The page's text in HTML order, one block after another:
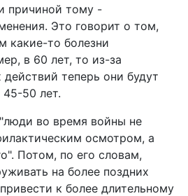
причиной тому -
Это говорит о том,
какие-то болезни
в 60 лет, то из-за
теперь они будут
45-50 лет.
во время войны не
осмотром, а
Потом, по его словам,
на более поздних
к более длительному